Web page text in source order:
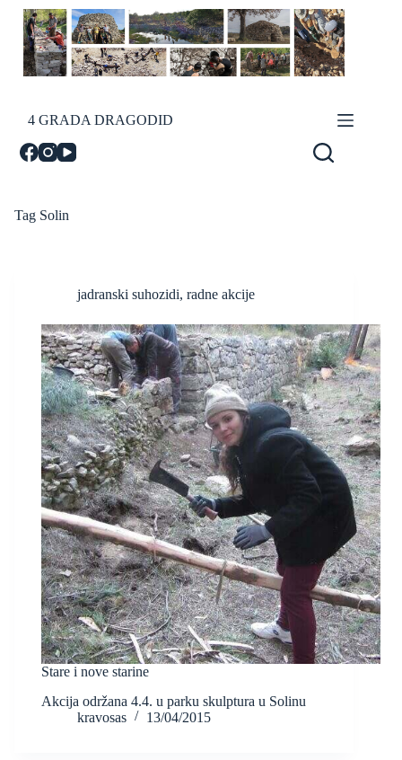
Skip
content
4 GRADA DRAGODID
Tag Solin
jadranski suhozidi, radne akcije
Stare i nove starine
Akcija održana 4.4. u parku skulptura u Solinu
kravosas
13/04/2015